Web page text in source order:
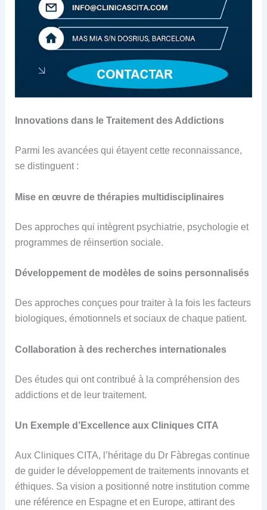
Innovations dans le Traitement des Addictions
Parmi les avancées qui étayent cette reconnaissance,
se distinguent :
Mise en œuvre de thérapies multidisciplinaires
Des approches qui intègrent psychiatrie, psychologie et
programmes de réinsertion sociale.
Développement de modèles de soins personnalisés
Des approches conçues pour traiter à la fois les facteurs
biologiques, émotionnels et sociaux de chaque patient.
Collaboration à des recherches internationales
Des études qui ont contribué à la compréhension des
addictions et de leur traitement.
Un Exemple d’Excellence aux Cliniques CITA
Aux Cliniques CITA, l’héritage du Dr Fàbregas continue
de guider le développement de traitements innovants et
éthiques. Sa vision a positionné notre institution comme
une référence en Espagne et en Europe, attirant des